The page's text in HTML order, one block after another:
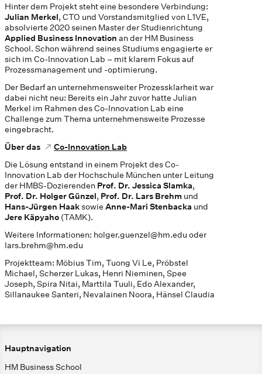
Hinter dem Projekt steht eine besondere Verbindung:
Julian Merkel, CTO und Vorstandsmitglied von L1VE,
absolvierte 2020 seinen Master der Studienrichtung
Applied Business Innovation an der HM Business
School. Schon während seines Studiums engagierte er
sich im Co-Innovation Lab – mit klarem Fokus auf
Prozessmanagement und -optimierung.
Der Bedarf an unternehmensweiter Prozessklarheit war
dabei nicht neu: Bereits ein Jahr zuvor hatte Julian
Merkel im Rahmen des Co-Innovation Lab eine
Challenge zum Thema unternehmensweite Prozesse
eingebracht.
Über das
Co-Innovation Lab
Die Lösung entstand in einem Projekt des Co-
Innovation Lab der Hochschule München unter Leitung
der HMBS-Dozierenden Prof. Dr. Jessica Slamka,
Prof. Dr. Holger Günzel, Prof. Dr. Lars Brehm und
Hans-Jürgen Haaksowie Anne-Mari Stenbacka und
Jere Käpyaho (TAMK).
Weitere Informationen: holger.guenzel@hm.edu oder
lars.brehm@hm.edu
Projektteam: Möbius Tim, Tuong Vi Le, Pröbstel
Michael, Scherzer Lukas, Henri Nieminen, Spee
Joseph, Spira Nitai, Marttila Tuuli, Edo Alexander,
Sillanaukee Santeri, Nevalainen Noora, Hänsel Claudia
Hauptnavigation
HM Business School